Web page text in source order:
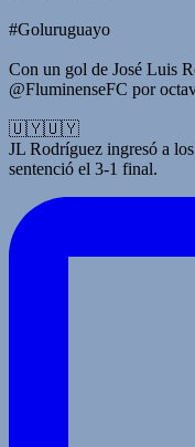
#Goluruguayo
Con un gol de José Luis
@FluminenseFC por
🇺🇾🇺🇾
JL Rodríguez ingresó a
sentenció el 3-1 final.